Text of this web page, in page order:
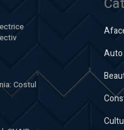
Costul
Auto